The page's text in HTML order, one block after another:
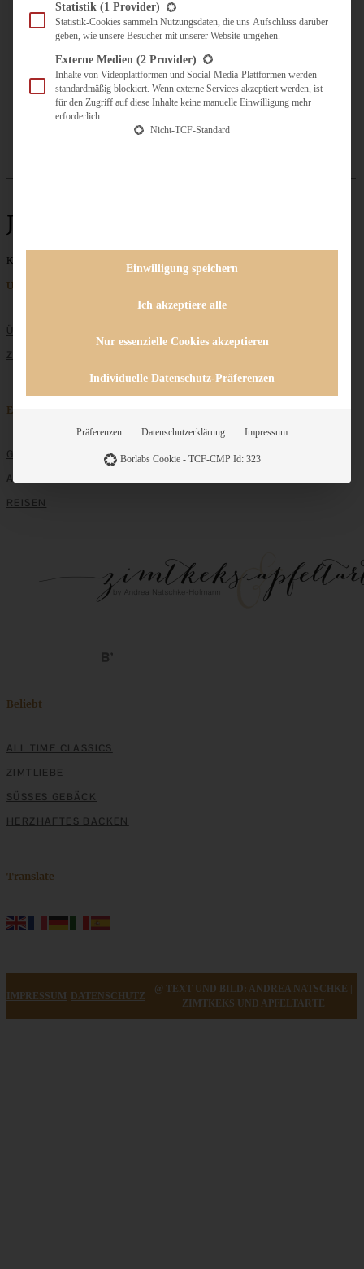
KULINARISCH UNTERWEGS
ÜBER MICH
ZUSAMMENARBEIT
Joghurt
Keine Beiträge gefunden
Unternehmen
ÜBER MICH
ZUSAMMENARBEIT
Entdecken
GRUNDLAGEN
ALLE REZEPTE
REISEN
Beliebt
ALL TIME CLASSICS
ZIMTLIEBE
SÜSSES GEBÄCK
HERZHAFTES BACKEN
Translate
IMPRESSUM DATENSCHUTZ
@ TEXT UND BILD: ANDREA NATSCHKE |
ZIMTKEKS UND APFELTARTE
Statistik (1 Provider)
Statistik-Cookies sammeln Nutzungsdaten, die uns Aufschluss darüber
geben, wie unsere Besucher mit unserer Website umgehen.
Externe Medien (2 Provider)
Inhalte von Videoplattformen und Social-Media-Plattformen werden
standardmäßig blockiert. Wenn externe Services akzeptiert werden, ist
für den Zugriff auf diese Inhalte keine manuelle Einwilligung mehr
erforderlich.
Nicht-TCF-Standard
Einwilligung speichern
Ich akzeptiere alle
Nur essenzielle Cookies akzeptieren
Individuelle Datenschutz-Präferenzen
Präferenzen Datenschutzerklärung Impressum
Borlabs Cookie - TCF-CMP Id: 323